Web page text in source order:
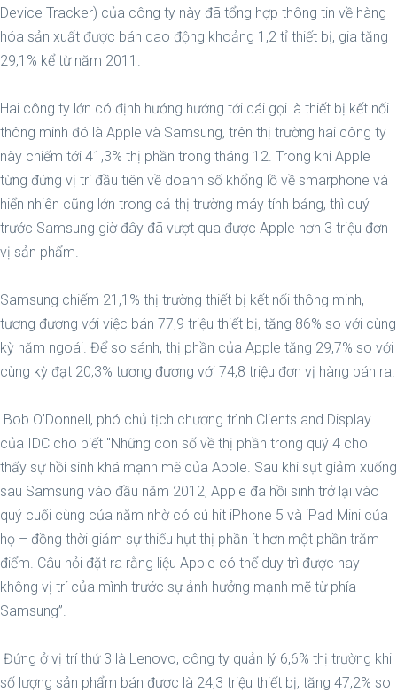
Device Tracker) của công ty này đã tổng hợp thông tin về hàng
hóa sản xuất được bán dao động khoảng 1,2 tỉ thiết bị, gia tăng
29,1% kể từ năm 2011.
Hai công ty lớn có định hướng hướng tới cái gọi là thiết bị kết nối
thông minh đó là Apple và Samsung, trên thị trường hai công ty
này chiếm tới 41,3% thị phần trong tháng 12. Trong khi Apple
từng đứng vị trí đầu tiên về doanh số khổng lồ về smarphone và
hiển nhiên cũng lớn trong cả thị trường máy tính bảng, thì quý
trước Samsung giờ đây đã vượt qua được Apple hơn 3 triệu đơn
vị sản phẩm.
Samsung chiếm 21,1% thị trường thiết bị kết nối thông minh,
tương đương với việc bán 77,9 triệu thiết bị, tăng 86% so với cùng
kỳ năm ngoái. Để so sánh, thị phần của Apple tăng 29,7% so với
cùng kỳ đạt 20,3% tương đương với 74,8 triệu đơn vị hàng bán ra.
Bob O’Donnell, phó chủ tịch chương trình Clients and Display
của IDC cho biết "Những con số về thị phần trong quý 4 cho
thấy sự hồi sinh khá mạnh mẽ của Apple. Sau khi sụt giảm xuống
sau Samsung vào đầu năm 2012, Apple đã hồi sinh trở lại vào
quý cuối cùng của năm nhờ có cú hit iPhone 5 và iPad Mini của
họ – đồng thời giảm sự thiếu hụt thị phần ít hơn một phần trăm
điểm. Câu hỏi đặt ra rằng liệu Apple có thể duy trì được hay
không vị trí của mình trước sự ảnh hưởng mạnh mẽ từ phía
Samsung”.
Đứng ở vị trí thứ 3 là Lenovo, công ty quản lý 6,6% thị trường khi
số lượng sản phẩm bán được là 24,3 triệu thiết bị, tăng 47,2% so